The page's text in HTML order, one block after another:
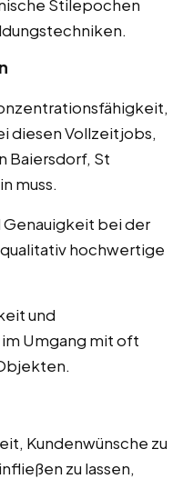
Stilepochen
diesen Vollzeitjobs,
Baiersdorf, St
muss.
bei der
hochwertige
und
Umgang mit oft
Kundenwünsche zu
zu lassen,